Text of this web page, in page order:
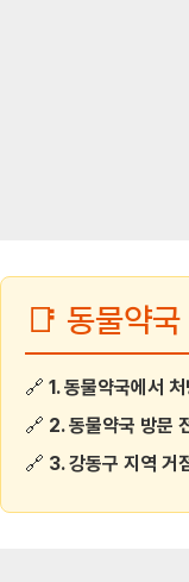
📑 동물약
🔗 1. 동물약국에서
🔗 2. 동물약국 방문
🔗 3. 강동구 지역 거